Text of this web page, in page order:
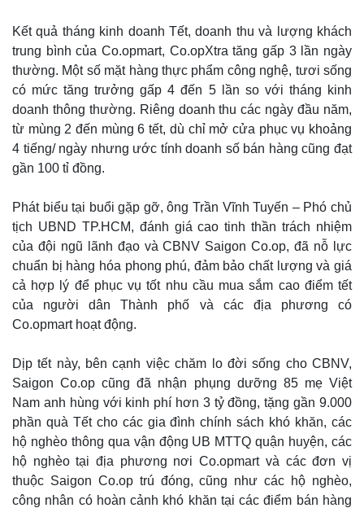
Kết quả tháng kinh doanh Tết, doanh thu và lượng khách
trung bình của Co.opmart, Co.opXtra tăng gấp 3 lần ngày
thường. Một số mặt hàng thực phẩm công nghệ, tươi sống
có mức tăng trưởng gấp 4 đến 5 lần so với tháng kinh
doanh thông thường. Riêng doanh thu các ngày đầu năm,
từ mùng 2 đến mùng 6 tết, dù chỉ mở cửa phục vụ khoảng
4 tiếng/ ngày nhưng ước tính doanh số bán hàng cũng đạt
gần 100 tỉ đồng.
Phát biểu tại buổi gặp gỡ, ông Trần Vĩnh Tuyến – Phó chủ
tịch UBND TP.HCM, đánh giá cao tinh thần trách nhiệm
của đội ngũ lãnh đạo và CBNV Saigon Co.op, đã nỗ lực
chuẩn bị hàng hóa phong phú, đảm bảo chất lượng và giá
cả hợp lý để phục vụ tốt nhu cầu mua sắm cao điểm tết
của người dân Thành phố và các địa phương có
Co.opmart hoạt động.
Dịp tết này, bên cạnh việc chăm lo đời sống cho CBNV,
Saigon Co.op cũng đã nhận phụng dưỡng 85 mẹ Việt
Nam anh hùng với kinh phí hơn 3 tỷ đồng, tặng gần 9.000
phần quà Tết cho các gia đình chính sách khó khăn, các
hộ nghèo thông qua vận động UB MTTQ quận huyện, các
hộ nghèo tại địa phương nơi Co.opmart và các đơn vị
thuộc Saigon Co.op trú đóng, cũng như các hộ nghèo,
công nhân có hoàn cảnh khó khăn tại các điểm bán hàng